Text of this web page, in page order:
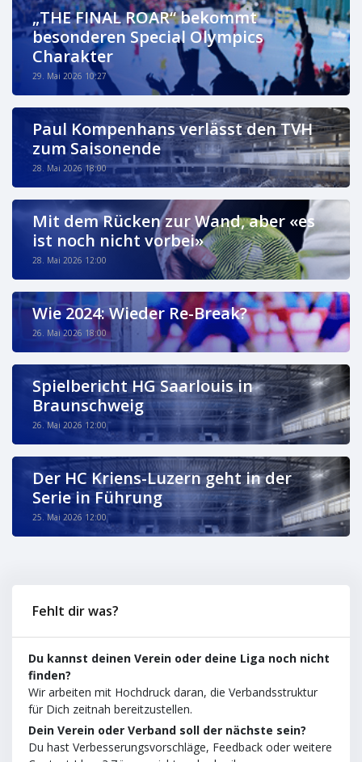
„THE FINAL ROAR“ bekommt
besonderen Special Olympics
Charakter
29. Mai 2026 10:27
Paul Kompenhans verlässt den TVH
zum Saisonende
28. Mai 2026 18:00
Mit dem Rücken zur Wand, aber «es
ist noch nicht vorbei»
28. Mai 2026 12:00
Wie 2024: Wieder Re-Break?
26. Mai 2026 18:00
Spielbericht HG Saarlouis in
Braunschweig
26. Mai 2026 12:00
Der HC Kriens-Luzern geht in der
Serie in Führung
25. Mai 2026 12:00
Fehlt dir was?
Du kannst deinen Verein oder deine Liga noch nicht
finden?
Wir arbeiten mit Hochdruck daran, die Verbandsstruktur
für Dich zeitnah bereitzustellen.
Dein Verein oder Verband soll der nächste sein?
Du hast Verbesserungsvorschläge, Feedback oder weitere